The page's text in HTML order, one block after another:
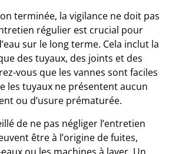
terminée, la vigilance ne doit pas
régulier est crucial pour
sur le long terme. Cela inclut la
des tuyaux, des joints et des
vous que les vannes sont faciles
les tuyaux ne présentent aucun
ou d’usure prématurée.
de ne pas négliger l’entretien
être à l’origine de fuites,